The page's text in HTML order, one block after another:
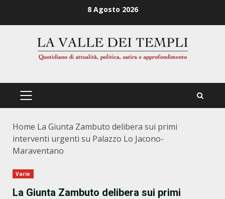
8 Agosto 2026
PRIMÄRES
Home La Giunta Zambuto delibera sui primi
interventi urgenti su Palazzo Lo Jacono-
Maraventano
Varie
La Giunta Zambuto delibera sui primi